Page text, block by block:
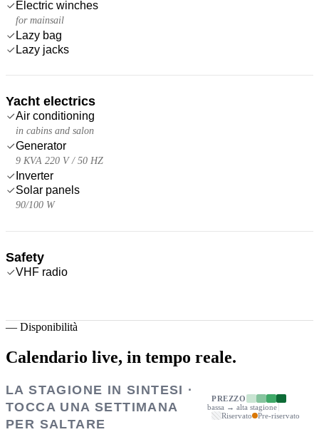
Electric winches
for mainsail
Lazy bag
Lazy jacks
Yacht electrics
Air conditioning
in cabins and salon
Generator
9 KVA 220 V / 50 HZ
Inverter
Solar panels
90/100 W
Safety
VHF radio
— Disponibilità
Calendario live, in tempo reale.
LA STAGIONE IN SINTESI ·
TOCCA UNA SETTIMANA
PER SALTARE
PREZZO
bassa → alta stagione
Riservato
Pre-riservato